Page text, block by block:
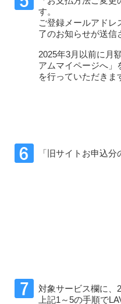
す。
ご登録メールアドレ
了のお知らせが送信
2025年3月以前に月
アムマイページへ」
を行っていただきま
「旧サイトお申込
対象サービス欄に、
上記1～5の手順で